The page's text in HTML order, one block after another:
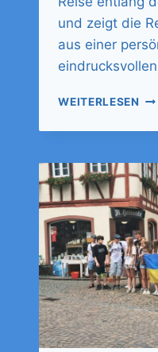
und zeigt die
aus einer
WEITERLESEN